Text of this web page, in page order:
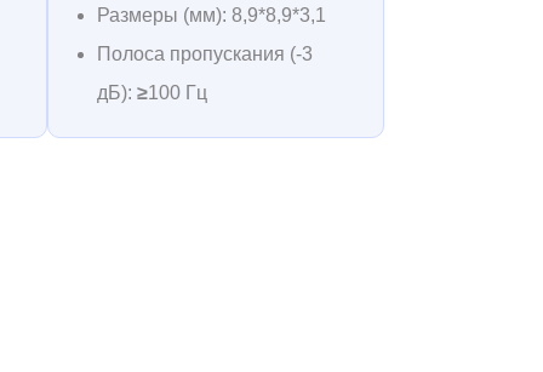
Размеры (мм): 8,9*8,9*3,1
Полоса пропускания (-3
дБ): ≥100 Гц